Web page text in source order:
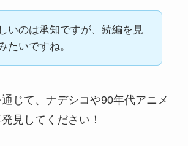
いのは承知ですが、続編を見
たいですね。
じて、ナデシコや90年代アニメ
見してください！